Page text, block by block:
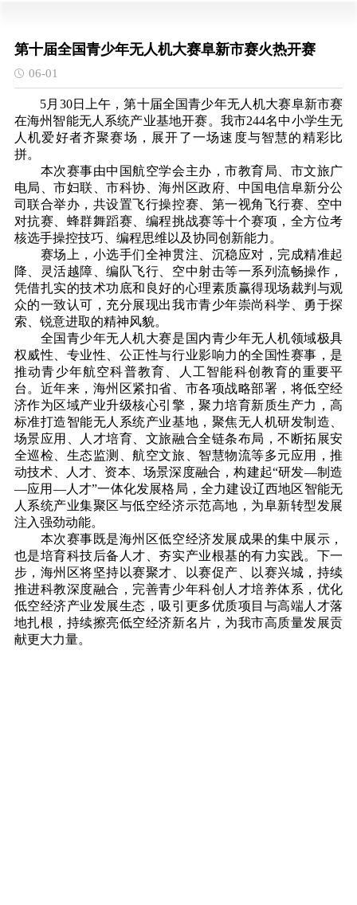
第十届全国青少年无人机大赛阜新市赛火热开赛
06-01
5月30日上午，第十届全国青少年无人机大赛阜新市赛
在海州智能无人系统产业基地开赛。我市244名中小学生无
人机爱好者齐聚赛场，展开了一场速度与智慧的精彩比
拼。
本次赛事由中国航空学会主办，市教育局、市文旅广
电局、市妇联、市科协、海州区政府、中国电信阜新分公
司联合举办，共设置飞行操控赛、第一视角飞行赛、空中
对抗赛、蜂群舞蹈赛、编程挑战赛等十个赛项，全方位考
核选手操控技巧、编程思维以及协同创新能力。
赛场上，小选手们全神贯注、沉稳应对，完成精准起
降、灵活越障、编队飞行、空中射击等一系列流畅操作，
凭借扎实的技术功底和良好的心理素质赢得现场裁判与观
众的一致认可，充分展现出我市青少年崇尚科学、勇于探
索、锐意进取的精神风貌。
全国青少年无人机大赛是国内青少年无人机领域极具
权威性、专业性、公正性与行业影响力的全国性赛事，是
推动青少年航空科普教育、人工智能科创教育的重要平
台。近年来，海州区紧扣省、市各项战略部署，将低空经
济作为区域产业升级核心引擎，聚力培育新质生产力，高
标准打造智能无人系统产业基地，聚焦无人机研发制造、
场景应用、人才培育、文旅融合全链条布局，不断拓展安
全巡检、生态监测、航空文旅、智慧物流等多元应用，推
动技术、人才、资本、场景深度融合，构建起“研发—制造
—应用—人才”一体化发展格局，全力建设辽西地区智能无
人系统产业集聚区与低空经济示范高地，为阜新转型发展
注入强劲动能。
本次赛事既是海州区低空经济发展成果的集中展示，
也是培育科技后备人才、夯实产业根基的有力实践。下一
步，海州区将坚持以赛聚才、以赛促产、以赛兴城，持续
推进科教深度融合，完善青少年科创人才培养体系，优化
低空经济产业发展生态，吸引更多优质项目与高端人才落
地扎根，持续擦亮低空经济新名片，为我市高质量发展贡
献更大力量。